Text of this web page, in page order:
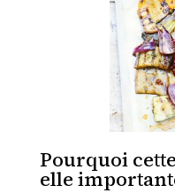
Pourquoi
elle